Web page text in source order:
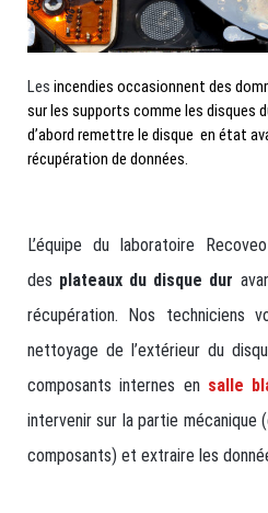
Les incendies occasionnent des
sur les supports comme les disques
d’abord remettre le disque en état
récupération de données.
L’équipe du laboratoire
des plateaux du disque dur
récupération. Nos techniciens
nettoyage de l’extérieur du
composants internes en salle
intervenir sur la partie mécanique
composants) et extraire les